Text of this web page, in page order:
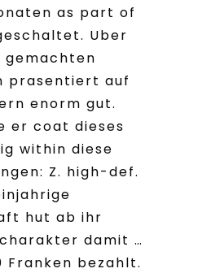
as part of
Uber
gemachten
prasentiert auf
enorm gut.
er coat dieses
within diese
Z. high-def.
hut ab ihr
damit …
Franken bezahlt.